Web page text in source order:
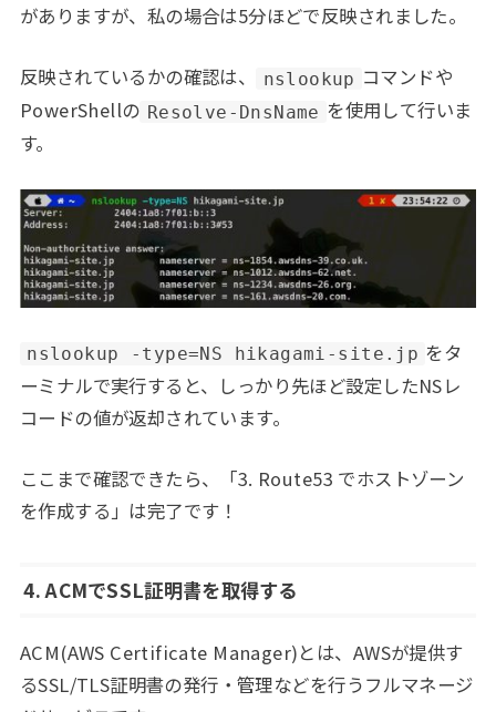
がありますが、私の場合は5分ほどで反映されました。
反映されているかの確認は、 nslookup コマンドや
PowerShellの Resolve-DnsName を使用して行いま
す。
nslookup -type=NS hikagami-site.jp をタ
ーミナルで実行すると、しっかり先ほど設定したNSレ
コードの値が返却されています。
ここまで確認できたら、「3. Route53 でホストゾーン
を作成する」は完了です！
4. ACMでSSL証明書を取得する
ACM(AWS Certificate Manager)とは、AWSが提供す
るSSL/TLS証明書の発行・管理などを行うフルマネージ